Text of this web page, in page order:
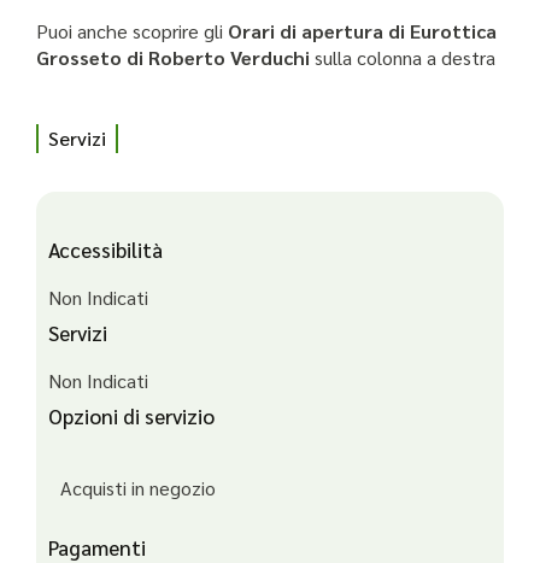
Puoi anche scoprire gli Orari di apertura di Eurottica
Grosseto di Roberto Verduchi sulla colonna a destra
Servizi
Accessibilità
Non Indicati
Servizi
Non Indicati
Opzioni di servizio
Acquisti in negozio
Pagamenti